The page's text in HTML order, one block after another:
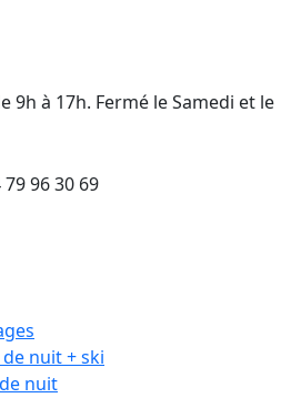
9h à 17h. Fermé le Samedi et le
79 96 30 69
nuit + ski
nuit